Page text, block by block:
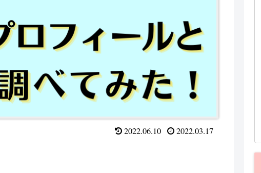
2022.06.10 2022.03.17